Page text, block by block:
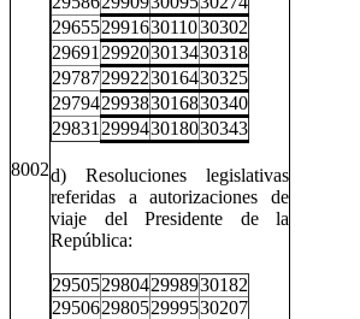
8002
29655299163011030302
29691 299203013430318
29787299223016430325
29794299383016830340
29831 299943018030343
d) Resoluciones legislativas
referidas a autorizaciones de
viaje del Presidente de la
República:
29505298042998930182
29506298052999530207